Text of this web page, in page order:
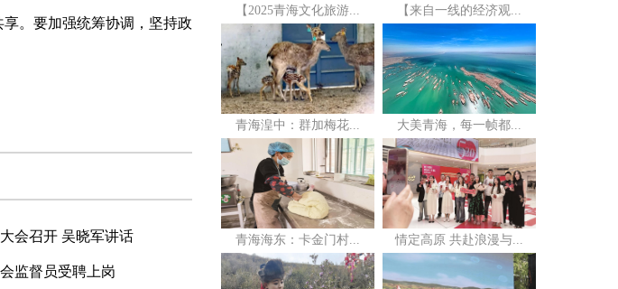
。要加强统筹协调，坚持政
会召开 吴晓军讲话
监督员受聘上岗
【2025青海文化旅游... 【来自一线的经济观...
青海湟中：群加梅花... 大美青海，每一帧都...
青海海东：卡金门村... 情定高原 共赴浪漫与...